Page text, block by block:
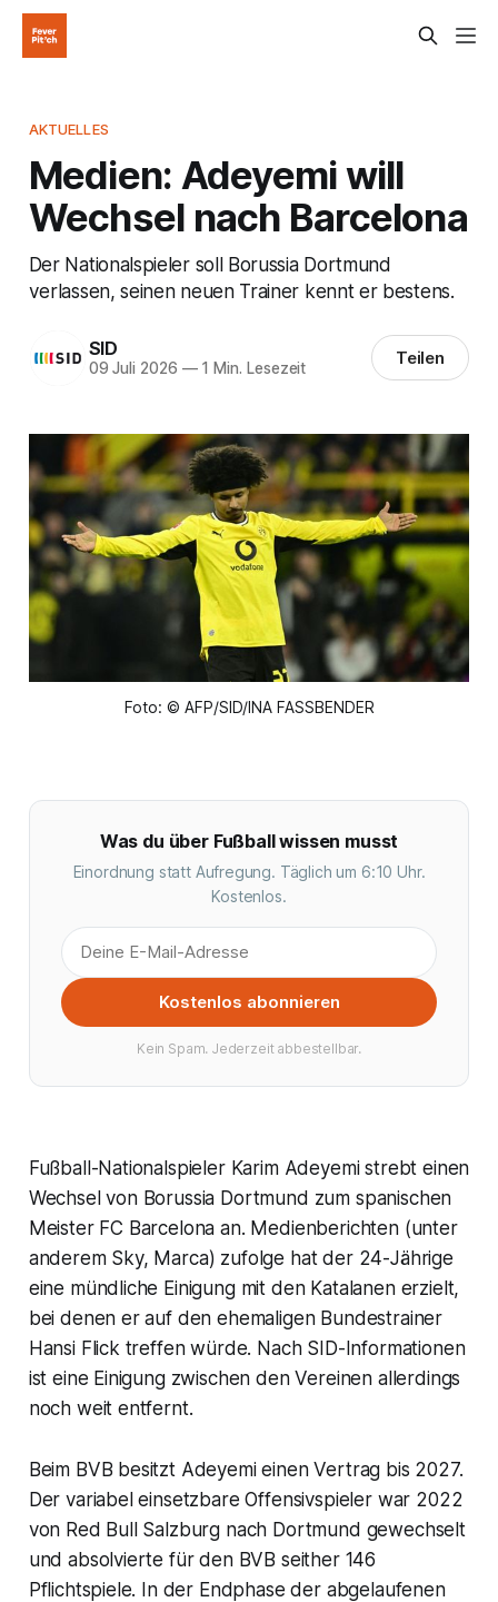
AKTUELLES
Medien: Adeyemi will
Wechsel nach Barcelona
Der Nationalspieler soll Borussia Dortmund
verlassen, seinen neuen Trainer kennt er bestens.
SID
09 Juli 2026 —1 Min. Lesezeit Teilen
Foto: © AFP/SID/INA FASSBENDER
Was du über Fußball wissen musst
Einordnung statt Aufregung. Täglich um 6:10 Uhr.
Kostenlos.
Kostenlos abonnieren
Kein Spam. Jederzeit abbestellbar.
Fußball-Nationalspieler Karim Adeyemi strebt einen
Wechsel von Borussia Dortmund zum spanischen
Meister FC Barcelona an. Medienberichten (unter
anderem Sky, Marca) zufolge hat der 24-Jährige
eine mündliche Einigung mit den Katalanen erzielt,
bei denen er auf den ehemaligen Bundestrainer
Hansi Flick treffen würde. Nach SID-Informationen
ist eine Einigung zwischen den Vereinen allerdings
noch weit entfernt.
Beim BVB besitzt Adeyemi einen Vertrag bis 2027.
Der variabel einsetzbare Offensivspieler war 2022
von Red Bull Salzburg nach Dortmund gewechselt
und absolvierte für den BVB seither 146
Pflichtspiele. In der Endphase der abgelaufenen